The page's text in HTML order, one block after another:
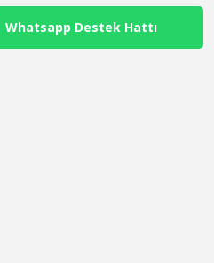
Whatsapp Destek Hattı